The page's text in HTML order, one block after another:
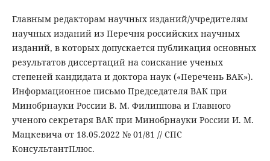
Главным редакторам научных изданий/учредителям
научных изданий из Перечня российских научных
изданий, в которых допускается публикация основных
результатов диссертаций на соискание ученых
степеней кандидата и доктора наук («Перечень ВАК»).
Информационное письмо Председателя ВАК при
Минобрнауки России В. М. Филиппова и Главного
ученого секретаря ВАК при Минобрнауки России И. М.
Мацкевича от 18.05.2022 № 01/81 // СПС
КонсультантПлюс.